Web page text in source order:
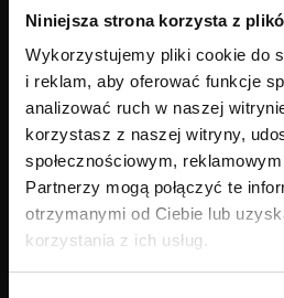
Niniejsza strona korzysta z
Wykorzystujemy pliki cookie do
i reklam, aby oferować funkcje
analizować ruch w naszej
korzystasz z naszej witryny,
społecznościowym,
Partnerzy mogą połączyć te
otrzymanymi od Ciebie lub
korzystania z ich usług.
pasażerów i jak
Czy mogę sprawdzić
akceptacją przejazdu?